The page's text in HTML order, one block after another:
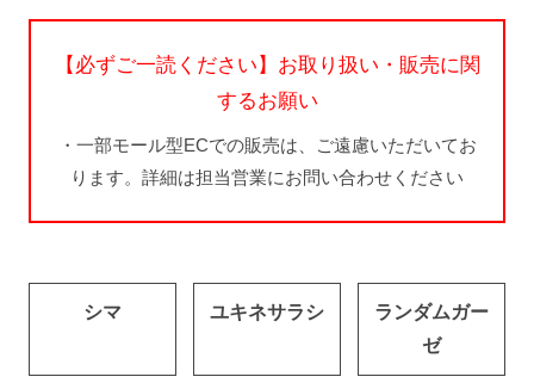
【必ずご一読ください】お取り扱い・販売に関
するお願い
・一部モール型ECでの販売は、ご遠慮いただいてお
ります。詳細は担当営業にお問い合わせください
シマ ユキネサラシ
ランダムガー
ゼ